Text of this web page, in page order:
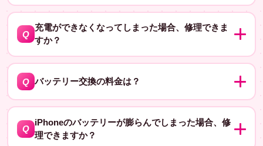
ッテリーの交換にかかる時間はおおよそ30分程度で、費
用は機種によって異なりますが、おおよそ数千円から1万
円程度です。
A はい、充電口の清掃や修理も行っています。異物を取り
除くだけで済む場合もありますが、充電口そのものに問
題がある場合は、交換が必要となるため、修理にかかる
時間と費用は異なります。
Q
充電ができなくなってしまった場合、修理できま
すか？
A はい、原因を調べて充電ポートの修理や交換を行うこと
ができます。充電ポートに詰まったゴミや異物を取り除
問題がある場合は交換が必要になるため、修理にかかる
時間と費用は異なります。
Q バッテリー交換の料金は？
A バッテリー交換の料金は機種によって異なります。詳し
くは料金表をご確認ください。
Q
iPhoneのバッテリーが膨らんでしまった場合、修
理できますか？